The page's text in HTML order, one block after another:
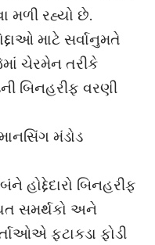
મળી રહ્યો છે.
માટે સર્વાનુમતે
ચેરમેન તરીકે
બિનહરીફ વરણી
મંડોડ
હોદ્દેદારો બિનહરીફ
સમર્થકો અને
ફટાકડા ફોડી